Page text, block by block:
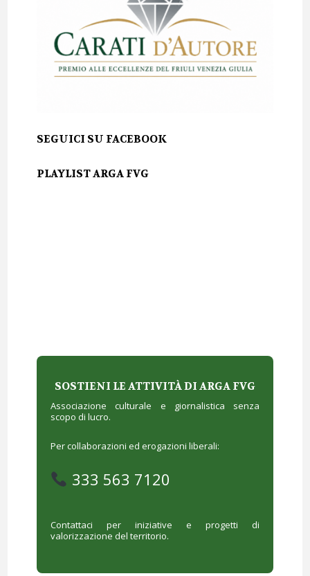
SEGUICI SU FACEBOOK
PLAYLIST ARGA FVG
SOSTIENI LE ATTIVITÀ DI ARGA FVG
Associazione culturale e giornalistica senza
scopo di lucro.
Per collaborazioni ed erogazioni liberali:
333 563 7120
Contattaci per iniziative e progetti di
valorizzazione del territorio.